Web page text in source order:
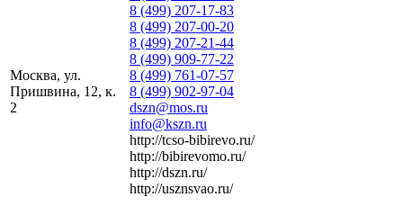
Москва, ул.
Пришвина, 12, к.
2
8 (499) 207-17-83
8 (499) 207-00-20
8 (499) 207-21-44
8 (499) 909-77-22
8 (499) 761-07-57
8 (499) 902-97-04
dszn@mos.ru
info@kszn.ru
http://tcso-bibirevo.ru/
http://bibirevomo.ru/
http://dszn.ru/
http://usznsvao.ru/